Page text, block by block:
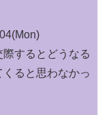
するとどうなる
ると思わなかっ